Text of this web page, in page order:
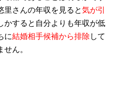
里さんの年収を見ると気が引
かすると自分よりも年収が低
に結婚相手候補から排除 して
ん。